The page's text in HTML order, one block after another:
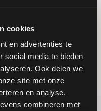
cookies
en advertenties te
social media te bieden
Ook delen we
site met onze
en analyse.
combineren met
beurzen
Laatste beursnieuws